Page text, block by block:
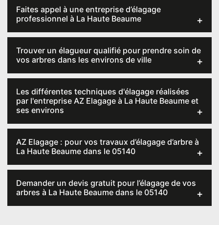
Faites appel à une entreprise d’élagage
professionnel à La Haute Beaume
Trouver un élagueur qualifié pour prendre soin de
vos arbres dans les environs de ville
Les différentes techniques d'élagage réalisées
par l'entreprise AZ Elagage à La Haute Beaume et
ses environs
AZ Elagage : pour vos travaux d’élagage d’arbre à
La Haute Beaume dans le 05140
Demander un devis gratuit pour l’élagage de vos
arbres à La Haute Beaume dans le 05140